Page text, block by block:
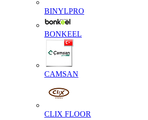
BINYLPRO
BONKEEL
CAMSAN
CLIX FLOOR